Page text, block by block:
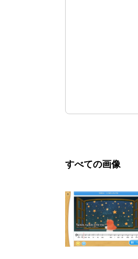
すべての画像